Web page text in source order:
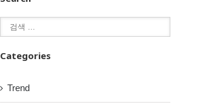
Categories
Trend